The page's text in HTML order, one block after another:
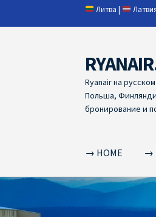
Литва |
Skip
to
navigation
Skip
to
content
Ryanair на
Польша,
бронирование и
→ HOME →
HomeRYANAIR